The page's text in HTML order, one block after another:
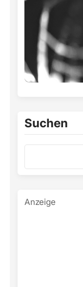
Suchen
Anzeige